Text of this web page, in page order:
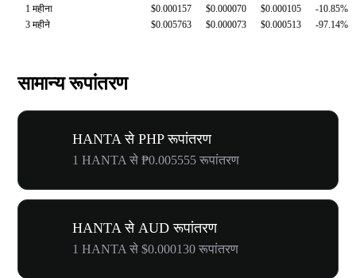
1 महीना
$0.000157 $0.000070 $0.000105
-10.85%
3 महीने
$0.005763 $0.000073 $0.000513 -97.14%
सामान्य रूपांतरण
HANTA से PHP रूपांतरण
1 HANTA से ₱0.005555 रूपांतरण
HANTA से AUD रूपांतरण
1 HANTA से $0.000130 रूपांतरण